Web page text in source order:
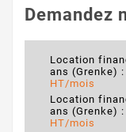
Demandez
Location
ans (Grenke) :
HT/mois
Location
ans (Grenke) :
HT/mois